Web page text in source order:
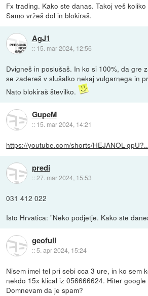
Fx trading. Kako ste danas. Takoj veš
Samo vržeš dol in blokiraš.
AgJ1
:: 15. mar 2024, 12:56
Dvigneš in poslušaš. In ko si 100%, da gre
se zadereš v slušalko nekaj vulgarnega in
Nato blokiraš številko.
GupeM
:: 15. mar 2024, 14:21
https://youtube.com/shorts/HEJANOL-
predi
::27. mar 2024, 15:53
031 412 022
Isto Hrvatica: "Neko podjetje. Kako ste
geofull
::5. apr 2024, 15:24
Nisem imel tel pri sebi cca 3 ure, in ko sem
nekdo 15x klical iz 056666624. Hiter
Domnevam da je spam?